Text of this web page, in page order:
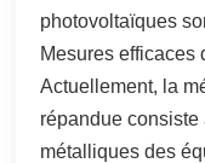
photovoltaïques
Mesures efficaces
Actuellement, la
répandue
métalliques des